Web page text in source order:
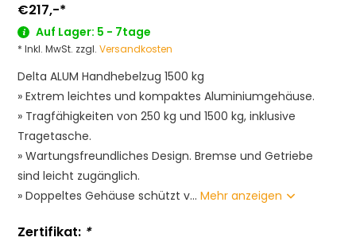
€217,-*
Auf Lager: 5 - 7tage
* Inkl. MwSt. zzgl.Versandkosten
Delta ALUM Handhebelzug 1500 kg
» Extrem leichtes und kompaktes Aluminiumgehäuse.
» Tragfähigkeiten von 250 kg und 1500 kg, inklusive
Tragetasche.
» Wartungsfreundliches Design. Bremse und Getriebe
sind leicht zugänglich.
» Doppeltes Gehäuse schützt v...Mehr anzeigen
Zertifikat: *